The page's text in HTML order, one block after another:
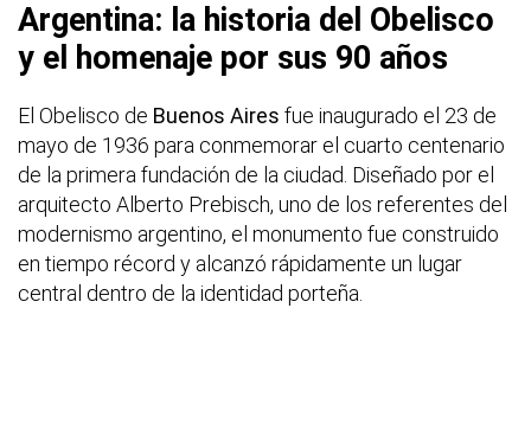
Argentina: la historia del Obelisco
y el homenaje por sus 90 años
El Obelisco de Buenos Aires fue inaugurado el 23 de
mayo de 1936 para conmemorar el cuarto centenario
de la primera fundación de la ciudad. Diseñado por el
arquitecto Alberto Prebisch, uno de los referentes del
modernismo argentino, el monumento fue construido
en tiempo récord y alcanzó rápidamente un lugar
central dentro de la identidad porteña.